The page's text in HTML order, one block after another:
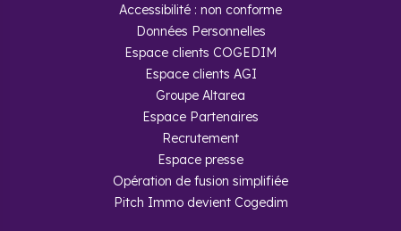
Accessibilité : non conforme
Données Personnelles
Espace clients COGEDIM
Espace clients AGI
Groupe Altarea
Espace Partenaires
Recrutement
Espace presse
Opération de fusion simplifiée
Pitch Immo devient Cogedim